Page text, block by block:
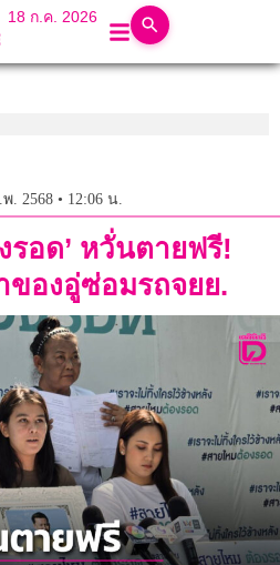
18 ก.ค. 2026
พ. 2568 • 12:06 น.
รอด’ หวั่นตายฟรี!
ของอู่ซ่อมรถจยย.